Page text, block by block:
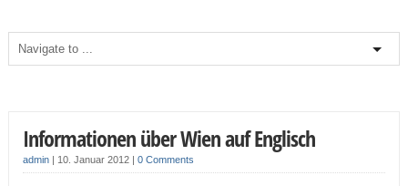
Informationen über Wien auf Englisch
admin| 10. Januar 2012 | 0 Comments